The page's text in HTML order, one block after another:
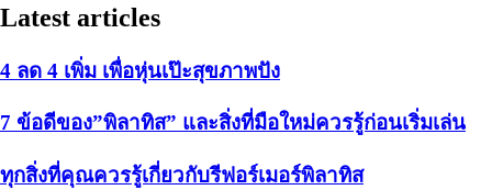
Latest articles
4 ลด 4 เพิ่ม เพื่อหุ่นเป๊ะสุขภาพปัง
7 ข้อดีของ”พิลาทิส” และสิ่งที่มือใหม่ควรรู้ก่อนเริ่มเล่น
ทุกสิ่งที่คุณควรรู้เกี่ยวกับรีฟอร์เมอร์พิลาทิส